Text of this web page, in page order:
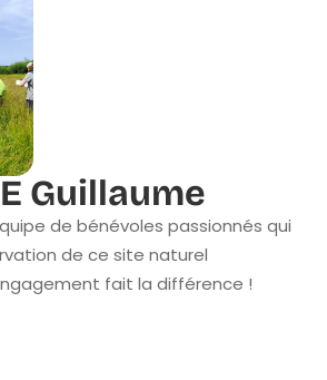
Guillaume
de bénévoles passionnés qui
de ce site naturel
fait la différence !